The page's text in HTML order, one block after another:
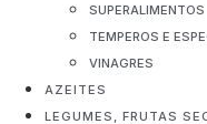
SUPERALIMENTOS
TEMPEROS E
VINAGRES
AZEITES
LEGUMES, FRUTAS